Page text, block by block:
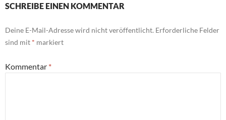
SCHREIBE EINEN KOMMENTAR
Deine E-Mail-Adresse wird nicht veröffentlicht. Erforderliche Felder
sind mit * markiert
Kommentar *